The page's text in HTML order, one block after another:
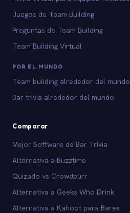
Juegos de Team Building
Preguntas de Team Building
Team Building Virtual
POR EL MUNDO
Team building alrededor del mundo
Bar trivia alrededor del mundo
Comparar
Mejor Software de Bar Trivia
Alternativa a Buzztime
Quizado vs Crowdpurr
Alternativa a Geeks Who Drink
Alternativa a Kahoot para Bares